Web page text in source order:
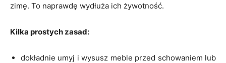
zimę. To naprawdę wydłuża ich żywotność.
Kilka prostych zasad:
dokładnie umyj i wysusz meble przed schowaniem lub